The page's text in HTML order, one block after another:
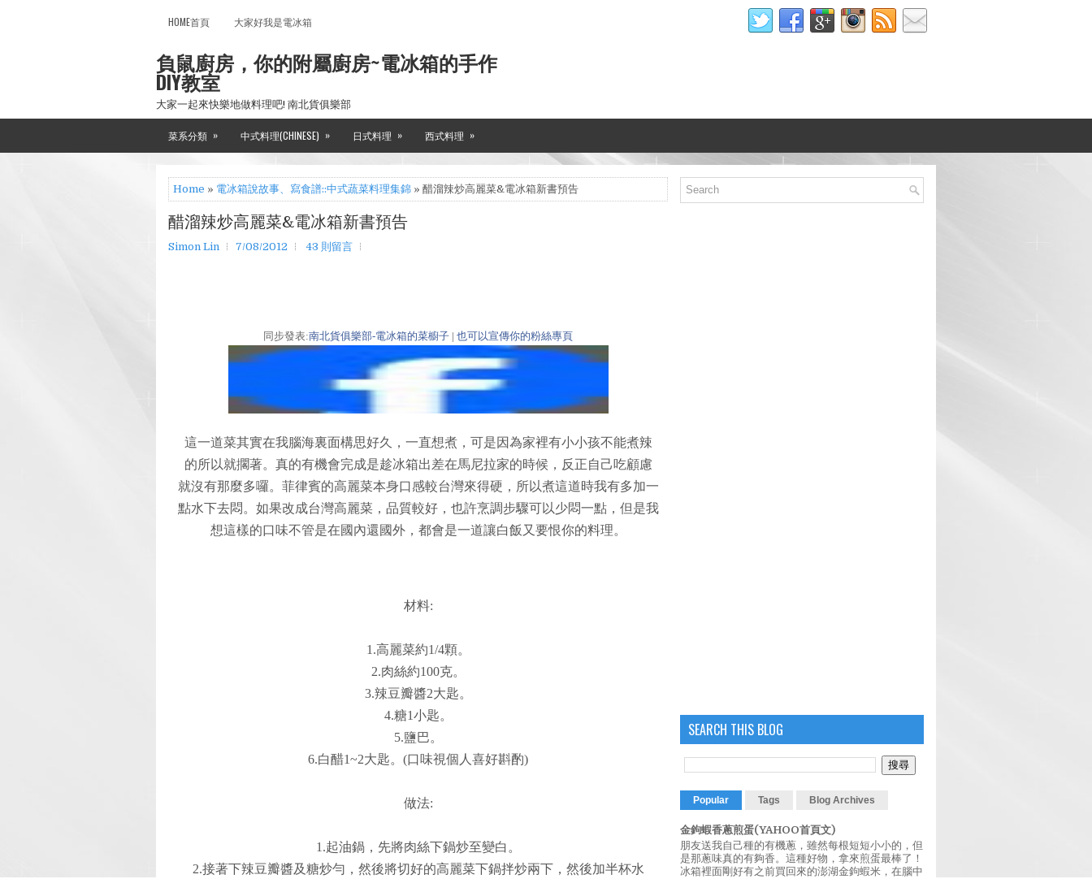
HOME首頁 大家好我是電冰箱
負鼠廚房，你的附屬廚房~電冰箱的手作
DIY教室
大家一起來快樂地做料理吧! 南北貨俱樂部
菜系分類 » 中式料理(CHINESE) » 日式料理 » 西式料理 »
Home » 電冰箱說故事、寫食譜::中式蔬菜料理集錦 » 醋溜辣炒高麗菜&電冰箱新書預告
醋溜辣炒高麗菜&電冰箱新書預告
Simon Lin 7/08/2012 43 則留言
同步發表:南北貨俱樂部-電冰箱的菜櫥子 | 也可以宣傳你的粉絲專頁
這一道菜其實在我腦海裏面構思好久，一直想煮，可是因為家裡有小小孩不能煮辣
的所以就擱著。真的有機會完成是趁冰箱出差在馬尼拉家的時候，反正自己吃顧慮
就沒有那麼多囉。菲律賓的高麗菜本身口感較台灣來得硬，所以煮這道時我有多加一
點水下去悶。如果改成台灣高麗菜，品質較好，也許烹調步驟可以少悶一點，但是我
想這樣的口味不管是在國內還國外，都會是一道讓白飯又要恨你的料理。
材料:
1.高麗菜約1/4顆。
2.肉絲約100克。
3.辣豆瓣醬2大匙。
4.糖1小匙。
5.鹽巴。
6.白醋1~2大匙。(口味視個人喜好斟酌)
做法:
1.起油鍋，先將肉絲下鍋炒至變白。
2.接著下辣豆瓣醬及糖炒勻，然後將切好的高麗菜下鍋拌炒兩下，然後加半杯水
SEARCH THIS BLOG
Popular Tags Blog Archives
金鉤蝦香蔥煎蛋(YAHOO首頁文)
朋友送我自己種的有機蔥，雖然每根短短小小的，但
是那蔥味真的有夠香。這種好物，拿來煎蛋最棒了！
冰箱裡面剛好有之前買回來的澎湖金鉤蝦米，在腦中